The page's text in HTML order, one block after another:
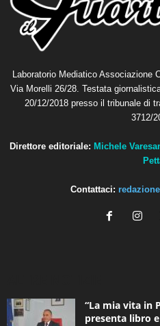
Laboratorio Mediatico Associazione
Via Morelli 26/28. Testata
20/12/2018 presso il tribunale di
3712/
Direttore editoriale: Michele
Contattaci:
“La mia vita in
presenta libro